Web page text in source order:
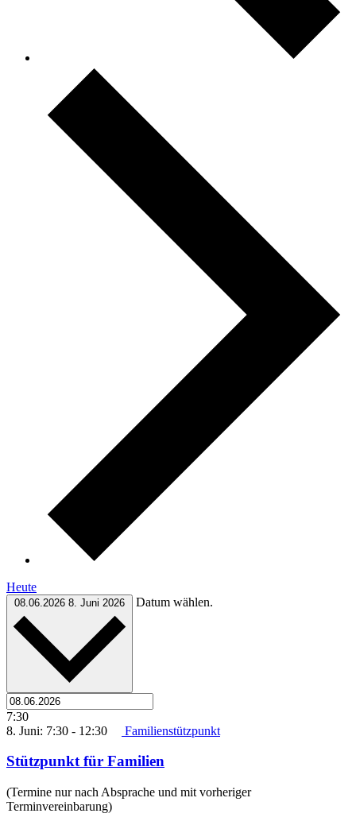
Heute
08.06.2026 8. Juni 2026 Datum wählen.
7:30
8. Juni: 7:30 - 12:30 Familienstützpunkt
Stützpunkt für Familien
(Termine nur nach Absprache und mit vorheriger
Terminvereinbarung)